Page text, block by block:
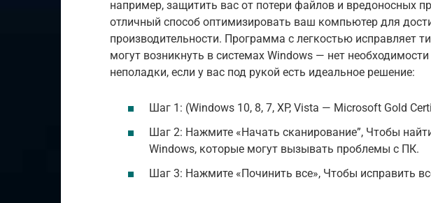
например, защитить вас от потери файлов и вредоносных
отличный способ оптимизировать ваш компьютер для
производительности. Программа с легкостью исправляет
могут возникнуть в системах Windows — нет
неполадки, если у вас под рукой есть идеальное решение:
Шаг 1: (Windows 10, 8, 7, XP, Vista — Microsoft Gold
Шаг 2: Нажмите «Начать сканирование”, Чтобы
Windows, которые могут вызывать проблемы с ПК.
Шаг 3: Нажмите «Починить все», Чтобы исправить